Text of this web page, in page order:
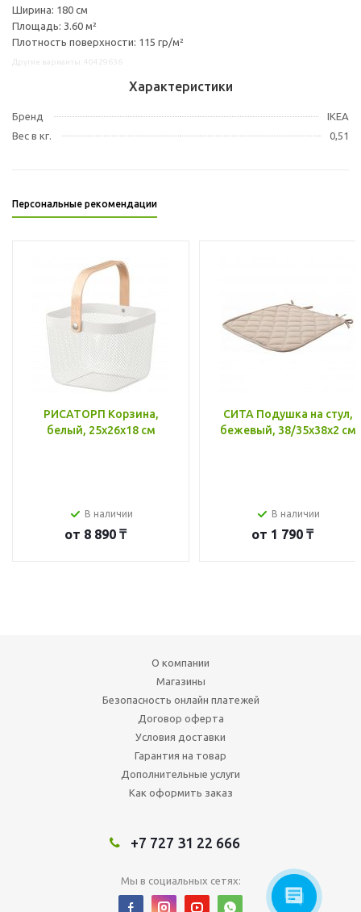
Ширина: 180 см
Площадь: 3.60 м²
Плотность поверхности: 115 гр/м²
Характеристики
Бренд
IKEA
Вес в кг.
0,51
Персональные рекомендации
РИСАТОРП Корзина,
белый, 25x26x18 см
В наличии
от 8 890 ₸
СИТА Подушка на стул,
бежевый, 38/35x38x2 см
В наличии
от 1 790 ₸
О компании
Магазины
Безопасность онлайн платежей
Договор оферта
Условия доставки
Гарантия на товар
Дополнительные услуги
Как оформить заказ
+7 727 31 22 666
Мы в социальных сетях: